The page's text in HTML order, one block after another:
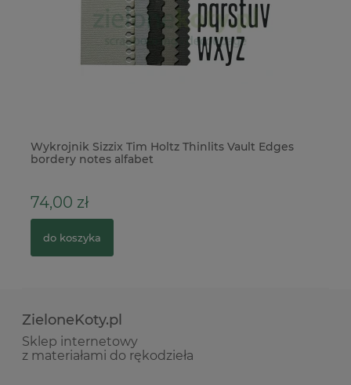
Wykrojnik Sizzix Tim Holtz Thinlits Vault Edges
bordery notes alfabet
74,00 zł
do koszyka
ZieloneKoty.pl
Sklep internetowy
z materiałami do rękodzieła